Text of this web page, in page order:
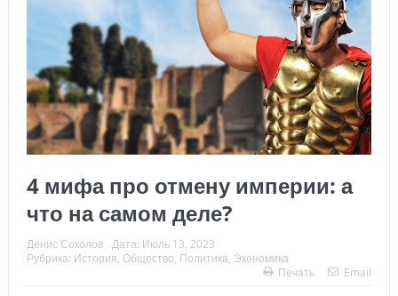
4 мифа про отмену империи: а
что на самом деле?
Денис Соколов Дата: Июль 13, 2023
Рубрика: История Общество Политика Экономика
Печать
Email